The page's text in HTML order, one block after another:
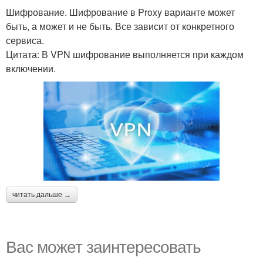
Шифрование. Шифрование в Proxy варианте может
быть, а может и не быть. Все зависит от конкретного
сервиса.
Цитата: В VPN шифрование выполняется при каждом
включении.
читать дальше →
Вас может заинтересовать